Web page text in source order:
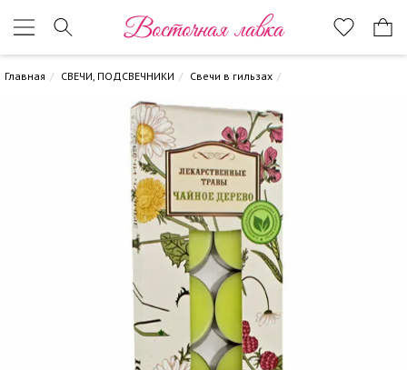
Восточная лавка
Главная СВЕЧИ, ПОДСВЕЧНИКИ Свечи в гильзах